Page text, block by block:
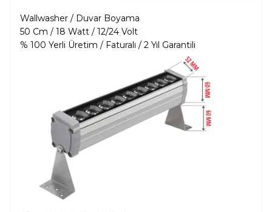
Wallwasher / Duvar Boyama
50 Cm / 18 Watt / 12/24 Volt
% 100 Yerli Üretim / Faturalı / 2 Yıl Garantili